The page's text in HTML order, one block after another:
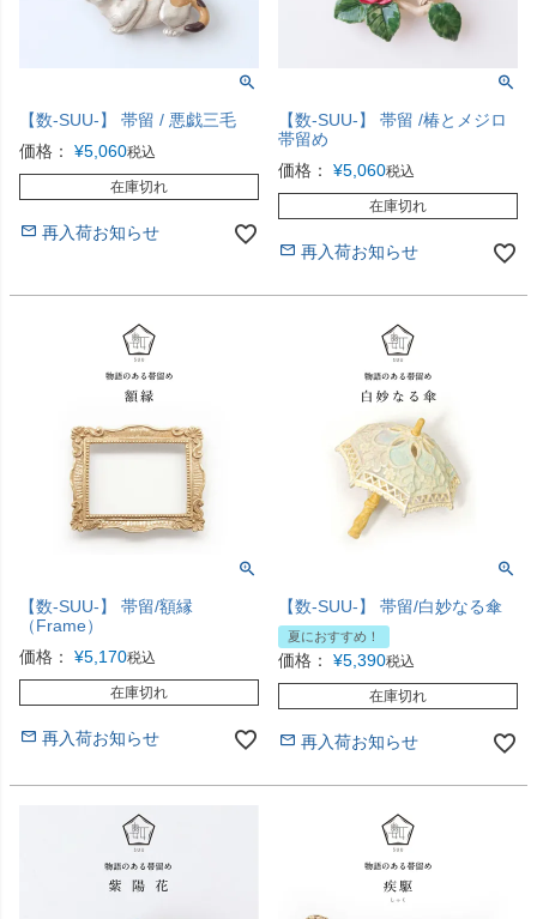
【数-SUU-】 帯留 / 悪戯三毛
価格：
¥5,060税込
在庫切れ
再入荷お知らせ
【数-SUU-】 帯留 /椿とメジロ
帯留め
価格：
¥5,060税込
在庫切れ
再入荷お知らせ
【数-SUU-】 帯留/額縁
（Frame）
価格：
¥5,170税込
在庫切れ
再入荷お知らせ
【数-SUU-】 帯留/白妙なる傘
夏におすすめ！
価格： ¥5,390税込
在庫切れ
再入荷お知らせ